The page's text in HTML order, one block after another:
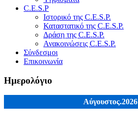
C.E.S.P
Ιστορικό της C.E.S.P.
Καταστατικό της C.E.S.P.
Δράση της C.E.S.P.
Ανακοινώσεις C.E.S.P.
Σύνδεσμοι
Επικοινωνία
Ημερολόγιο
Αύγουστος.2026